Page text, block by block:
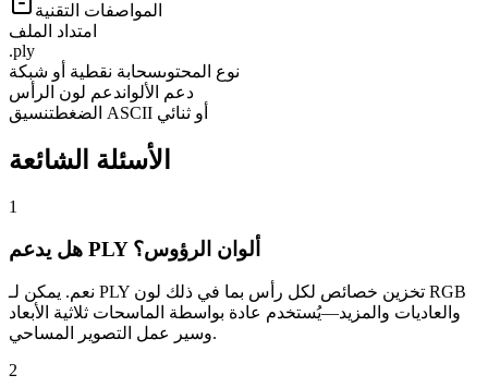
المواصفات التقنية
امتداد الملف
.ply
نوع المحتوىسحابة نقطية أو شبكة
دعم الألواندعم لون الرأس
الضغط
تنسيق ASCII أو ثنائي
الأسئلة الشائعة
1
هل يدعم PLY ألوان الرؤوس؟
نعم. يمكن لـ PLY تخزين خصائص لكل رأس بما في ذلك لون RGB
والعاديات والمزيد—يُستخدم عادة بواسطة الماسحات ثلاثية الأبعاد
وسير عمل التصوير المساحي.
2